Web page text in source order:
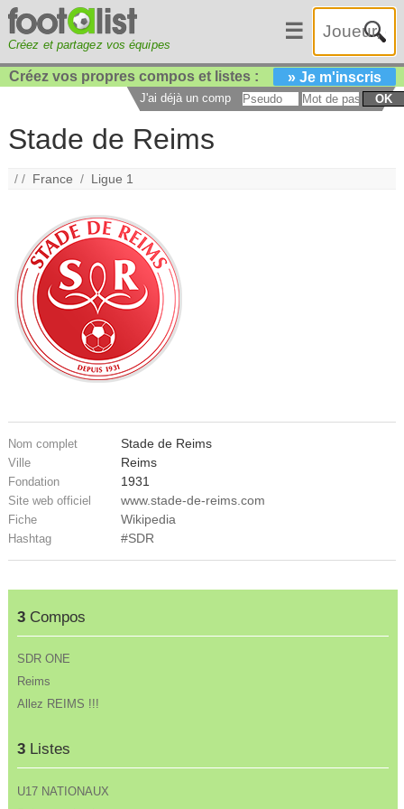
Créez et partagez vos équipes
☰
Créez vos propres compos et listes : » Je m'inscris
J'ai déjà un compte : OK
Stade de Reims
/ / France / Ligue 1
Nom complet Stade de Reims
Ville Reims
Fondation 1931
Site web officiel www.stade-de-reims.com
Fiche Wikipedia
Hashtag #SDR
3Compos
SDR ONE
Reims
Allez REIMS !!!
3Listes
U17 NATIONAUX